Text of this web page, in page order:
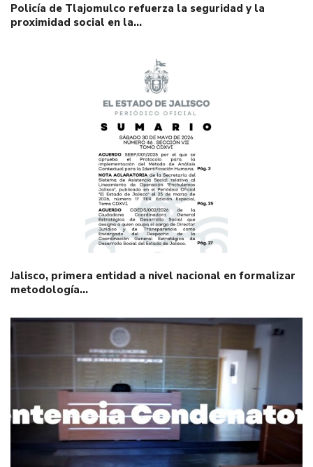
Policía de Tlajomulco refuerza la seguridad y la
proximidad social en la…
Jalisco, primera entidad a nivel nacional en formalizar
metodología…